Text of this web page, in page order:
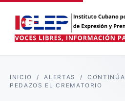
INICIO /ALERTAS /
PEDAZOS EL CREMATORIO